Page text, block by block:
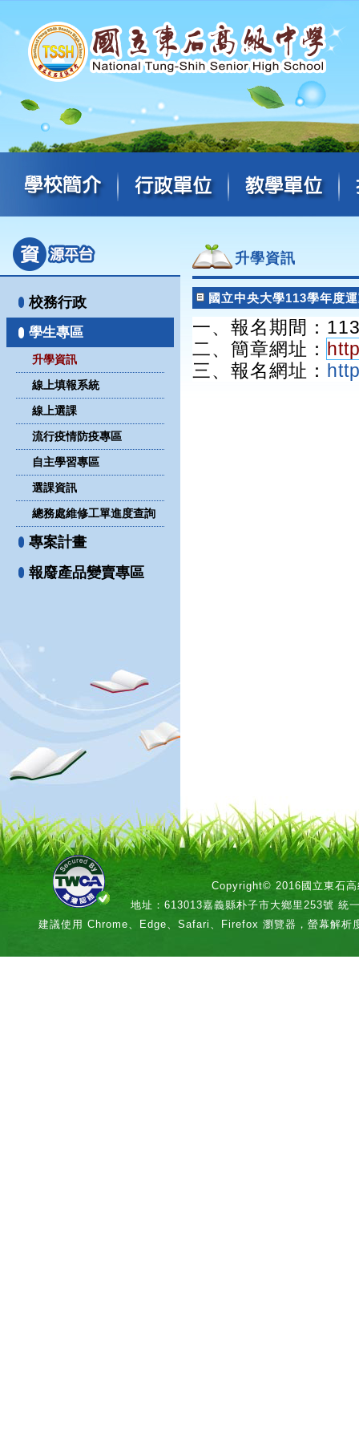
校務行政
學生專區
升學資訊
線上填報系統
線上選課
流行疫情防疫專區
自主學習專區
選課資訊
總務處維修工單進度查詢
專案計畫
報廢產品變賣專區
升學資訊
國立中央大學113學年度
一、報名期間：
二、簡章網址：
三、報名網址：
Copyright© 2016國立東石高
地址：613013嘉義縣朴子市大鄉里253號 統
建議使用 Chrome、Edge、Safari、Firefox 瀏覽器，螢幕解